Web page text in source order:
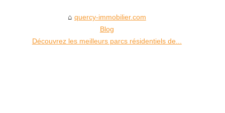
quercy-immobilier.com
Blog
Découvrez les meilleurs parcs résidentiels de...